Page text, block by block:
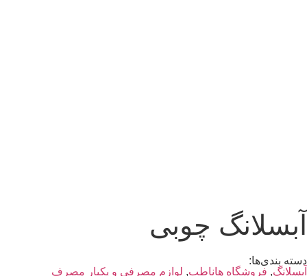
آبسلانگ چوبی
دسته بندی‌ها:
آبسلانگ, فروشگاه هاناطب, لوازم مصرفی و یکبار مصرف